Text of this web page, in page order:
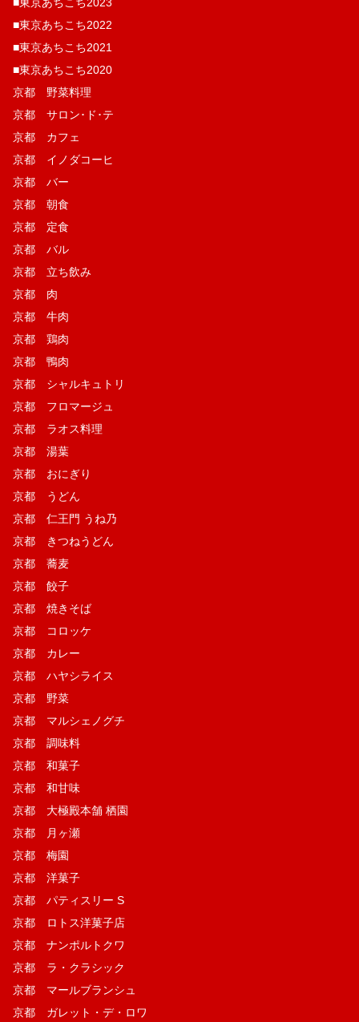
■東京あちこち2022
■東京あちこち2021
■東京あちこち2020
京都 野菜料理
京都 サロン･ド･テ
京都 カフェ
京都 イノダコーヒ
京都 バー
京都 朝食
京都 定食
京都 バル
京都 立ち飲み
京都 肉
京都 牛肉
京都 鶏肉
京都 鴨肉
京都 シャルキュトリ
京都 フロマージュ
京都 ラオス料理
京都 湯葉
京都 おにぎり
京都 うどん
京都 仁王門 うね乃
京都 きつねうどん
京都 蕎麦
京都 餃子
京都 焼きそば
京都 コロッケ
京都 カレー
京都 ハヤシライス
京都 野菜
京都 マルシェノグチ
京都 調味料
京都 和菓子
京都 和甘味
京都 大極殿本舗 栖園
京都 月ヶ瀬
京都 梅園
京都 洋菓子
京都 パティスリー S
京都 ロトス洋菓子店
京都 ナンポルトクワ
京都 ラ・クラシック
京都 マールブランシュ
京都 ガレット・デ・ロワ